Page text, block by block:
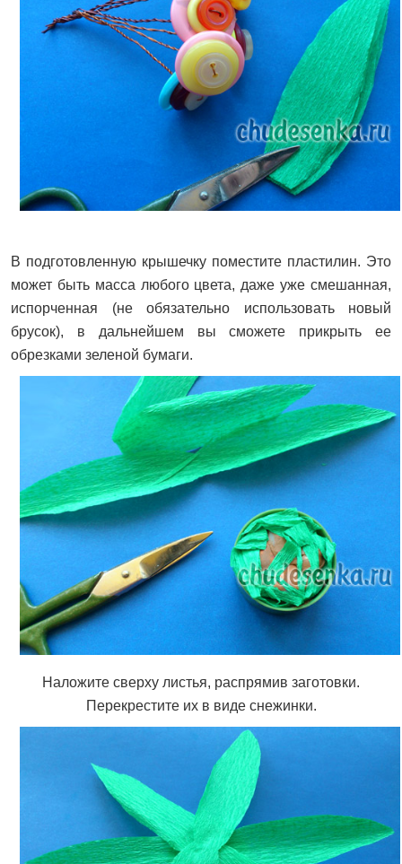
В подготовленную крышечку поместите пластилин. Это
может быть масса любого цвета, даже уже смешанная,
испорченная (не обязательно использовать новый
брусок), в дальнейшем вы сможете прикрыть ее
обрезками зеленой бумаги.
Наложите сверху листья, распрямив заготовки.
Перекрестите их в виде снежинки.